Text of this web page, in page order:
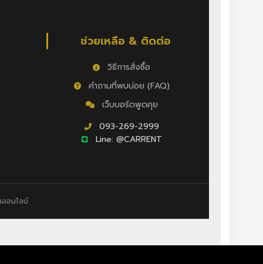
ช่วยเหลือ & ติดต่อ
วิธีการสั่งซื้อ
คำถามที่พบบ่อย (FAQ)
เว็บบอร์ดพูดคุย
093-269-2999
Line: @CARRENT
อนไลน์